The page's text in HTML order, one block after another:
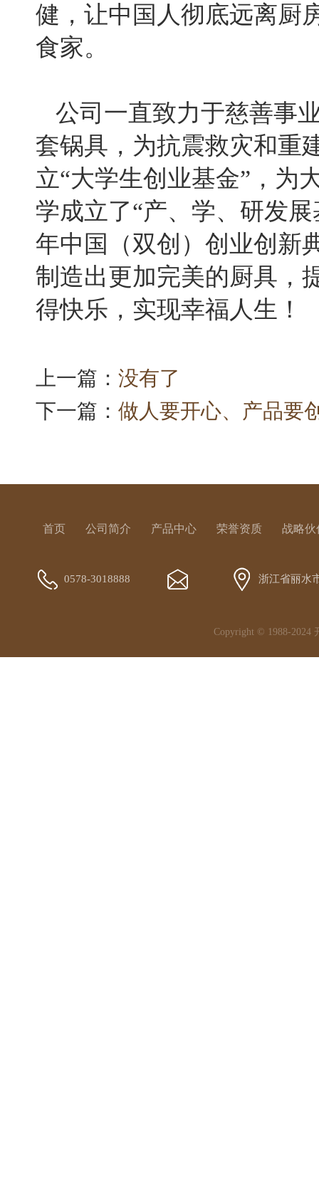
健，让中国人彻底远离厨
食家。
公司一直致力于慈善事
套锅具，为抗震救灾和重
立“大学生创业基金”，为
学成立了“产、学、研发
年中国（双创）创业创新
制造出更加完美的厨具，
得快乐，实现幸福人生！
上一篇： 没有了
下一篇： 做人要开心、产品要
首页 公司简介 产品中心 荣誉资质 战略伙
0578-3018888 浙江省丽水
Copyright © 1988-2024